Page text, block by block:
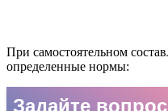
При самостоятельном
определенные нормы: